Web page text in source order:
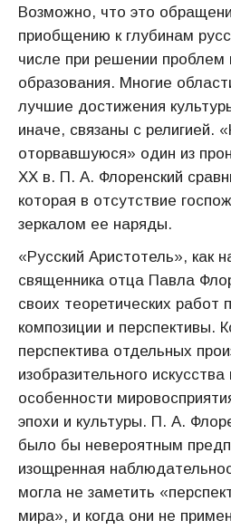
Возможно, что это
приобщению к глубинам
числе при решении проблем
образования. Многие
лучшие достижения
иначе, связаны с религией.
оторвавшуюся» один из
ХХ в. П. А. Флоренский
которая в отсутствие
зеркалом ее наряды.
«Русский Аристотель», как
священника отца Павла
своих теоретических работ
композиции и перспективы.
перспектива отдельных
изобразительного
особенности
эпохи и культуры. П. А.
было бы невероятным
изощренная
могла не заметить
мира», и когда они не